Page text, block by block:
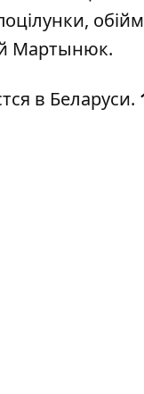
Мартынюк.
в Беларуси.